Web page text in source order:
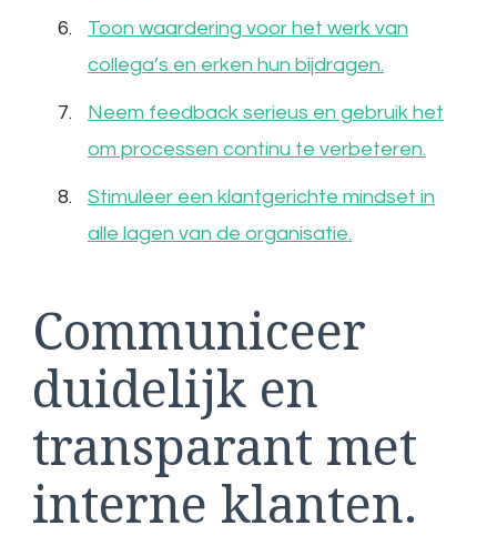
Toon waardering voor het werk van
collega’s en erken hun bijdragen.
Neem feedback serieus en gebruik het
om processen continu te verbeteren.
Stimuleer een klantgerichte mindset in
alle lagen van de organisatie.
Communiceer
duidelijk en
transparant met
interne klanten.